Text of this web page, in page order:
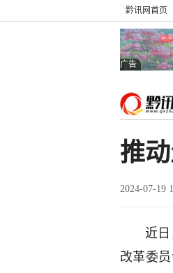
黔讯网首页
广告
推
2024-07-19
近日
改革委